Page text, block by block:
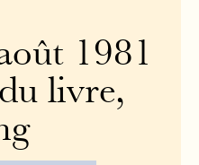
1981
livre,